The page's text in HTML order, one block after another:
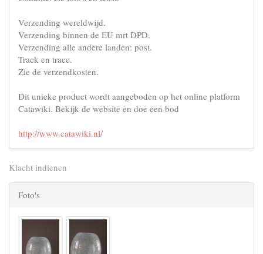
Verzending wereldwijd.
Verzending binnen de EU mrt DPD.
Verzending alle andere landen: post.
Track en trace.
Zie de verzendkosten.
Dit unieke product wordt aangeboden op het online platform
Catawiki. Bekijk de website en doe een bod
http://www.catawiki.nl/
Klacht indienen
Foto's